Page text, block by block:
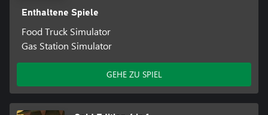
Enthaltene Spiele
Food Truck Simulator
Gas Station Simulator
GEHE ZU SPIEL